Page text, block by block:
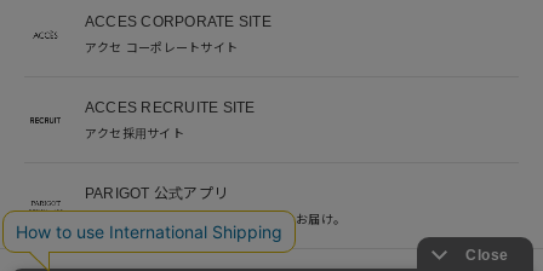
ACCES CORPORATE SITE
アクセ コーポレートサイト
ACCES RECRUITE SITE
アクセ採用サイト
PARIGOT 公式アプリ
新着情報を、プッシュ通知でいち早くお届け。